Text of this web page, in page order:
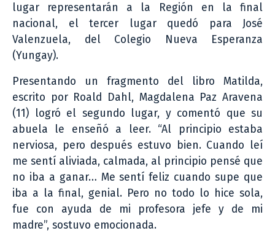
lugar representarán a la Región en la final
nacional, el tercer lugar quedó para José
Valenzuela, del Colegio Nueva Esperanza
(Yungay).
Presentando un fragmento del libro Matilda,
escrito por Roald Dahl, Magdalena Paz Aravena
(11) logró el segundo lugar, y comentó que su
abuela le enseñó a leer. “Al principio estaba
nerviosa, pero después estuvo bien. Cuando leí
me sentí aliviada, calmada, al principio pensé que
no iba a ganar… Me sentí feliz cuando supe que
iba a la final, genial. Pero no todo lo hice sola,
fue con ayuda de mi profesora jefe y de mi
madre”, sostuvo emocionada.